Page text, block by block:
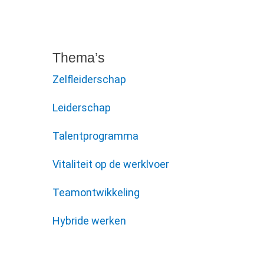
Thema’s
Zelfleiderschap
Leiderschap
Talentprogramma
Vitaliteit op de werklvoer
Teamontwikkeling
Hybride werken